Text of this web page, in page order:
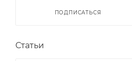
ПОДПИСАТЬСЯ
Статьи